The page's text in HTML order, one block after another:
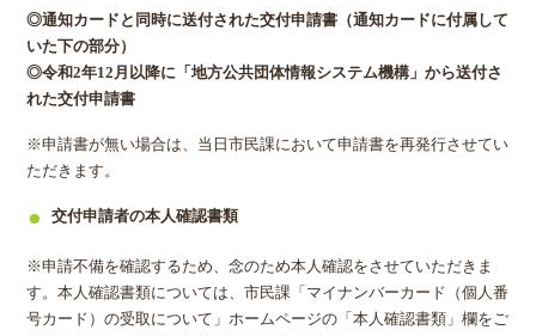
◎通知カードと同時に送付された交付申請書（通知カードに付属して
いた下の部分）
◎令和2年12月以降に「地方公共団体情報システム機構」から送付さ
れた交付申請書
※申請書が無い場合は、当日市民課において申請書を再発行させてい
ただきます。
交付申請者の本人確認書類
※申請不備を確認するため、念のため本人確認をさせていただきま
す。本人確認書類については、市民課「マイナンバーカード（個人番
号カード）の受取について」ホームページの「本人確認書類」欄をご